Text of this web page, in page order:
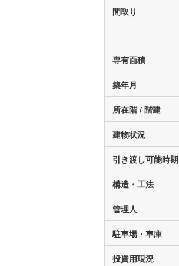
間取り
専有面積
築年月
所在階 / 階建
建物状況
引き渡し可能時期
構造・工法
管理人
駐車場・車庫
投資用現況